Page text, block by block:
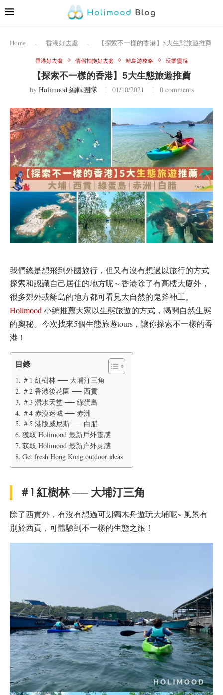
Home - 香港好去處 - 【探索不一樣的香港】5大生態旅遊推薦
香港好去處 情侶拍拖好去處 離島游攻略 玩樂靈感
【探索不一樣的香港】5大生態旅遊推薦
by Holimood 編輯團隊 01/10/2021 0 comments
我們總是想飛到外國旅行，但又有沒有想過以旅行的方式
探索和認識自己居住的地方呢～香港除了有高樓大廈外，
很多郊外或離島的地方都可看見大自然的鬼斧神工。
Holimood 小編推薦大家以生態旅遊的方式，揭開自然生態
的奧秘。今次找來5個生態旅遊tours，讓你探索不一樣的香
港！
目錄
＃1 紅樹林 ── 大埔汀三角
＃2 香港後花園 ── 西貢
＃3 潛水天堂 ── 綠蛋島
＃4 赤漠迷城 ── 赤洲
＃5 港版威尼斯 ── 白腊
獲取 Holimood 最新戶外靈感
获取 Holimood 最新户外灵感
Get fresh Hong Kong outdoor ideas
＃1 紅樹林 ── 大埔汀三角
除了西貢外，有沒有想過可划獨木舟遊玩大埔呢~ 風景有
別於西貢，可體驗到不一樣的生態之旅！